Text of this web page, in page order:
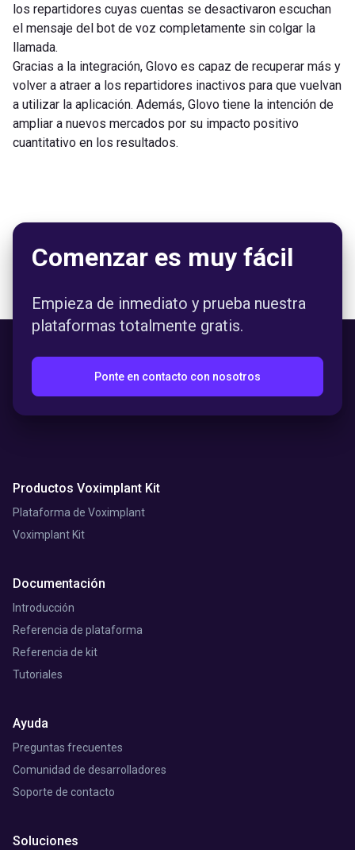
los repartidores cuyas cuentas se desactivaron escuchan
el mensaje del bot de voz completamente sin colgar la
llamada.
Gracias a la integración, Glovo es capaz de recuperar más y
volver a atraer a los repartidores inactivos para que vuelvan
a utilizar la aplicación. Además, Glovo tiene la intención de
ampliar a nuevos mercados por su impacto positivo
cuantitativo en los resultados.
Comenzar es muy fácil
Empieza de inmediato y prueba nuestra
plataformas totalmente gratis.
Ponte en contacto con nosotros
Productos Voximplant Kit
Plataforma de Voximplant
Voximplant Kit
Soluciones
Documentación
Introducción
Referencia de plataforma
Referencia de kit
Tutoriales
Ayuda
Preguntas frecuentes
Comunidad de desarrolladores
Soporte de contacto